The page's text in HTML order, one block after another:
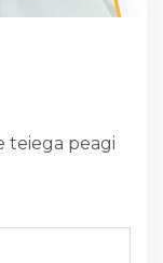
teiega peagi